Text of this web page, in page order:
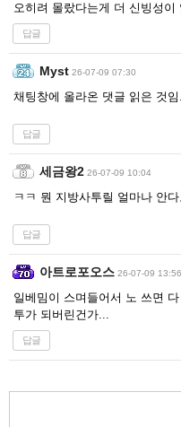
오히려 몰랐다는게 더 신빙성이
답글
Myst 26-07-09 07:30
채팅창에 올라온 댓글 읽은 것임.
답글
세금왕2 26-07-09 10:04
ㅋㅋ 뭔 지방사투릴 얼마나 안
답글
아트로포오스 26-07-09 13:56
일베밈이 스며들어서 노 쓰면
투가 되버린건가...
답글